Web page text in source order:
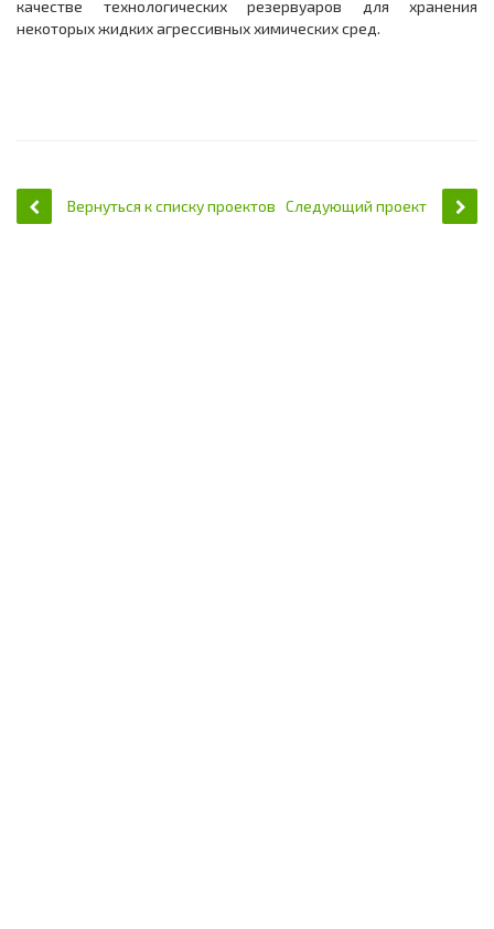
качестве технологических резервуаров для хранения
некоторых жидких агрессивных химических сред.
Вернуться к списку проектов Следующий проект